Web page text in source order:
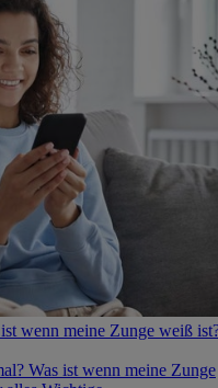
wenn meine Zunge weiß
Was ist wenn meine Zunge